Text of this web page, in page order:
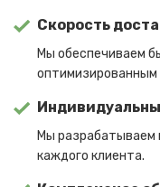
Скорость
Мы обеспечиваем
Мы разрабатываем
каждого клиента.